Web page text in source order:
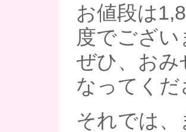
お値段は
度でござい
ぜひ、お
なってくだ
それでは